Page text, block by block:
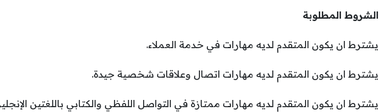
الشروط المطلوبة
يشترط ان يكون المتقدم لديه مهارات في خدمة العملاء.
يشترط ان يكون المتقدم لديه مهارات اتصال وعلاقات شخصية جيدة.
يشترط ان يكون المتقدم لديه مهارات ممتازة في التواصل اللفظي والكتابي باللغتين